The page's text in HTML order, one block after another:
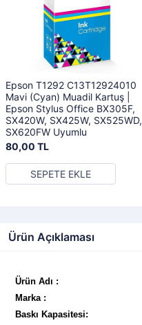
Epson T1292 C13T12924010
Mavi (Cyan) Muadil Kartuş |
Epson Stylus Office BX305F,
SX420W, SX425W, SX525WD,
SX620FW Uyumlu
80,00 TL
SEPETE EKLE
Ürün Açıklaması
Ürün Adı :
Marka :
Baskı Kapasitesi: